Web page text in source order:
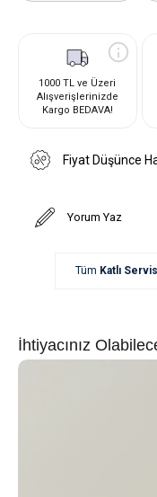
1000 TL ve Üzeri
Alışverişlerinizde
Kargo BEDAVA!
Fiyat Düşünce
Yorum Yaz
Tüm Katlı
İhtiyacınız